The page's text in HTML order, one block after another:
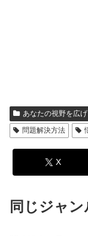
あなたの視野を広
問題解決方法
X
同じジャ